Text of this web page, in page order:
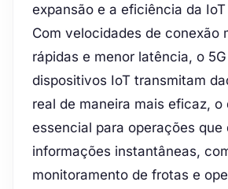
expansão e a eficiência da
Com velocidades de conexão
rápidas e menor latência, o
dispositivos IoT transmitam
real de maneira mais eficaz, o
essencial para operações que
informações instantâneas,
monitoramento de frotas e